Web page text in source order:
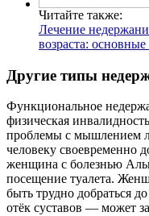
Читайте также:
Лечение
возраста:
Другие типы
Функциональное
физическая
проблемы с мышлением
человеку своевременно
женщина с болезнью
посещение туалета.
быть трудно добраться
отёк суставов — может